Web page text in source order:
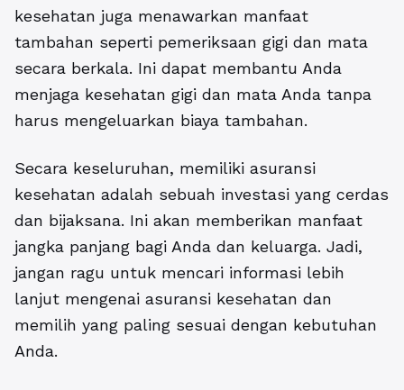
kesehatan juga menawarkan manfaat
tambahan seperti pemeriksaan gigi dan mata
secara berkala. Ini dapat membantu Anda
menjaga kesehatan gigi dan mata Anda tanpa
harus mengeluarkan biaya tambahan.
Secara keseluruhan, memiliki asuransi
kesehatan adalah sebuah investasi yang cerdas
dan bijaksana. Ini akan memberikan manfaat
jangka panjang bagi Anda dan keluarga. Jadi,
jangan ragu untuk mencari informasi lebih
lanjut mengenai asuransi kesehatan dan
memilih yang paling sesuai dengan kebutuhan
Anda.